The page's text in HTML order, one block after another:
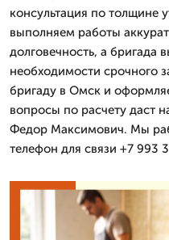
консультация по толщине
выполняем работы
долговечность, а бригада
необходимости срочного
бригаду в Омск и
вопросы по расчету даст
Федор Максимович. Мы
телефон для связи +7 993